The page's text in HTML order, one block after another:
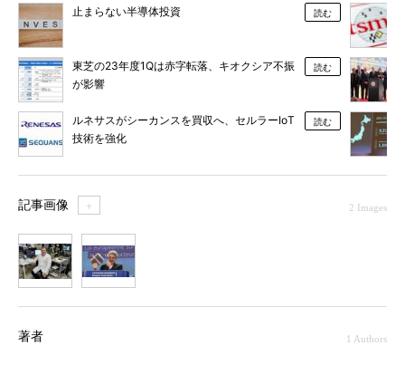
止まらない半導体投資 読む
東芝の23年度1Qは赤字転落、キオクシア不振
が影響
読む
ルネサスがシーカンスを買収へ、セルラーIoT
技術を強化
読む
記事画像 ＋ 2 Images
著者 1 Authors